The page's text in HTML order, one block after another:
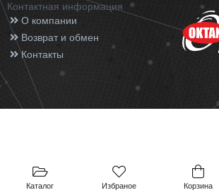
Каталог Избраное Корзина
Контактная информация
О компании
Возврат и обмен
Контакты